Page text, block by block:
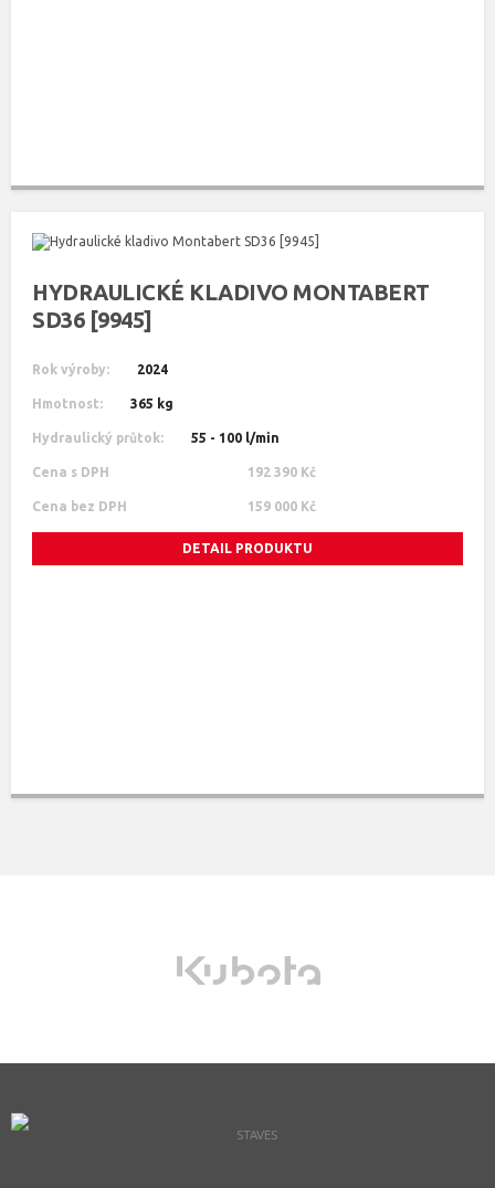
HYDRAULICKÉ KLADIVO MONTABERT
SD36 [9945]
Rok výroby: 2024
Hmotnost: 365 kg
Hydraulický průtok: 55 - 100 l/min
Cena s DPH 192 390 Kč
Cena bez DPH 159 000 Kč
DETAIL PRODUKTU